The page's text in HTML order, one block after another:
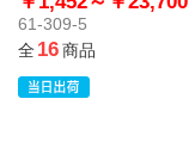
61-309-5
全16商品